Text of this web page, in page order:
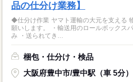
品の仕分け業務】
◆仕分け作業 ヤマト運輸の大元を支える
願いします。 ・輸送用のロールボックスパレットへの荷物の積み込
み ・送られてき...
梱包・仕分け・検品
大阪府豊中市/豊中駅（車 5分）